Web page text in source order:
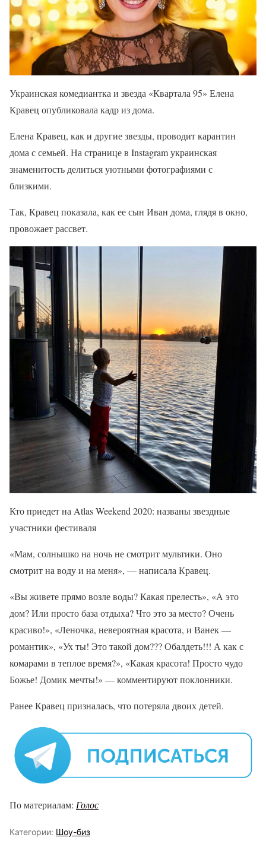
Украинская комедиантка и звезда «Квартала 95» Елена
Кравец опубликовала кадр из дома.
Елена Кравец, как и другие звезды, проводит карантин
дома с семьей. На странице в Instagram украинская
знаменитость делиться уютными фотографиями с
близкими.
Так, Кравец показала, как ее сын Иван дома, глядя в окно,
провожает рассвет.
Кто приедет на Atlas Weekend 2020: названы звездные
участники фестиваля
«Мам, солнышко на ночь не смотрит мультики. Оно
смотрит на воду и на меня», — написала Кравец.
«Вы живете прямо возле воды? Какая прелесть», «А это
дом? Или просто база отдыха? Что это за место? Очень
красиво!», «Леночка, невероятная красота, и Ванек —
романтик», «Ух ты! Это такой дом??? Обалдеть!!! А как с
комарами в теплое время?», «Какая красота! Просто чудо
Божье! Домик мечты!» — комментируют поклонники.
Ранее Кравец призналась, что потеряла двоих детей.
По материалам: Голос
Категории: Шоу-биз